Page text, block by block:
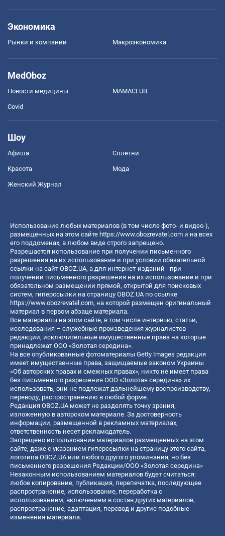
Экономика
Рынки и компании Mакроэкономика
MedOboz
Новости медицины MAMACLUB
Covid
Шоу
Афиша Сплетни
Красота Мода
Женский Журнал
Использование любых материалов (в том числе фото- и видео-),
размещенных на этом сайте https://www.obozrevatel.com и на всех
его поддоменах, в любом виде строго запрещено.
Разрешается использование при получении письменного
разрешения на их использование и при условии обязательной
ссылки на сайт OBOZ.UA, а для интернет-изданий - при
получении письменного разрешения на их использование и при
обязательном размещении прямой, открытой для поисковых
систем, гиперссылки на страницу OBOZ.UA по ссылке
https://www.obozrevatel.com, на которой размещен оригинальный
материал в первом абзаце материала.
Все материалы на этом сайте, в том числе интервью, статьи,
исследования – служебные произведения журналистов
редакции, исключительные имущественные права на которые
принадлежат ООО «Золотая середина».
На все опубликованные фотоматериалы Getty Images редакция
имеет имущественные права, защищаемые законом Украины
«Об авторских правах и смежных правах», никто не имеет права
без письменного разрешения ООО «Золотая середина» их
использовать, они не подлежат дальнейшему воспроизводству,
переводу, распространению в любой форме.
Редакция OBOZ.UA может не разделять точку зрения,
изложенную в авторском материале. За достоверность
информации, размещенной в рекламных материалах,
ответственность несет рекламодатель.
Запрещено использование материалов размещенных на этом
сайте, даже с указанием гиперссылки на страницу этого сайта,
логотипа OBOZ.UA или любого другого упоминания, но без
письменного разрешения Редакции/ООО «Золотая середина»
Незаконным использованием материалов будет считаться:
любое копирование, публикация, перепечатка, последующее
распространение, использование, переработка с
использованием, включением в состав других материалов,
распространение, адаптация, перевод и другие подобные
изменения материала.